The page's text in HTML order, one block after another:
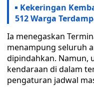
Kekeringan
512 Warga
Ia menegaskan
menampung seluruh
dipindahkan. Namun,
kendaraan di dalam
pengaturan jadwal